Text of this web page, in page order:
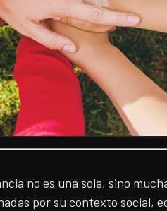
no es una sola, sino
por su contexto social,